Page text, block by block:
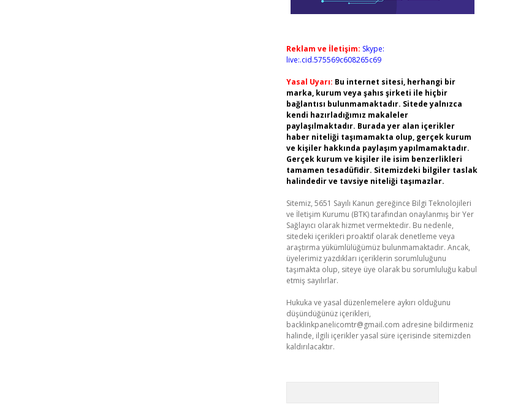
Reklam ve İletişim: Skype:
live:.cid.575569c608265c69
Yasal Uyarı: Bu internet sitesi, herhangi bir
marka, kurum veya şahıs şirketi ile hiçbir
bağlantısı bulunmamaktadır. Sitede yalnızca
kendi hazırladığımız makaleler
paylaşılmaktadır. Burada yer alan içerikler
haber niteliği taşımamakta olup, gerçek kurum
ve kişiler hakkında paylaşım yapılmamaktadır.
Gerçek kurum ve kişiler ile isim benzerlikleri
tamamen tesadüfidir. Sitemizdeki bilgiler taslak
halindedir ve tavsiye niteliği taşımazlar.
Sitemiz, 5651 Sayılı Kanun gereğince Bilgi Teknolojileri
ve İletişim Kurumu (BTK) tarafından onaylanmış bir Yer
Sağlayıcı olarak hizmet vermektedir. Bu nedenle,
sitedeki içerikleri proaktif olarak denetleme veya
araştırma yükümlülüğümüz bulunmamaktadır. Ancak,
üyelerimiz yazdıkları içeriklerin sorumluluğunu
taşımakta olup, siteye üye olarak bu sorumluluğu kabul
etmiş sayılırlar.
Hukuka ve yasal düzenlemelere aykırı olduğunu
düşündüğünüz içerikleri,
backlinkpanelicomtr@gmail.com adresine bildirmeniz
halinde, ilgili içerikler yasal süre içerisinde sitemizden
kaldırılacaktır.